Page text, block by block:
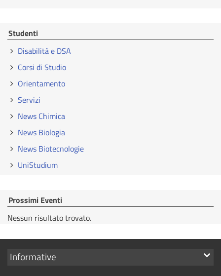
Studenti
Disabilità e DSA
Corsi di Studio
Orientamento
Servizi
News Chimica
News Biologia
News Biotecnologie
UniStudium
Prossimi Eventi
Nessun risultato trovato.
Mostra
Informative